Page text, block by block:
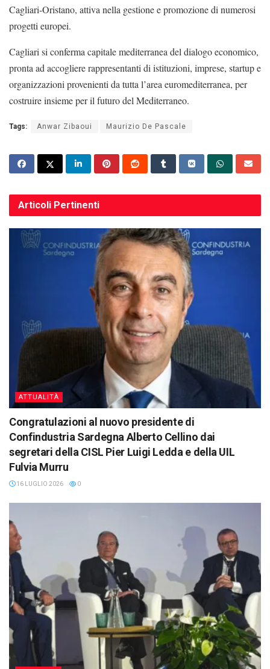
Cagliari-Oristano, attiva nella gestione e promozione di numerosi
progetti europei.
Cagliari si conferma capitale mediterranea del dialogo economico,
pronta ad accogliere rappresentanti di istituzioni, imprese, startup e
organizzazioni provenienti da tutta l’area euromediterranea, per
costruire insieme per il futuro del Mediterraneo.
Tags: Anwar Zibaoui Maurizio De Pascale
Articoli Pertinenti
ATTUALITÀ
Congratulazioni al nuovo presidente di
Confindustria Sardegna Alberto Cellino dai
segretari della CISL Pier Luigi Ledda e della UIL
Fulvia Murru
16 LUGLIO 2026 0